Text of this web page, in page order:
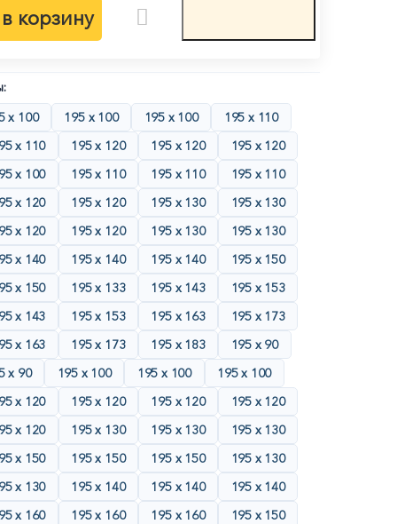
корзину
х 100
195 х 100 195 х 100
195 х 110
х 110
195 х 120 195 х 120
195 х 120
х 100
195 х 110 195 х 110
195 х 110
х 120
195 х 120 195 х 130
195 х 130
х 120
195 х 120 195 х 130
195 х 130
х 140
195 х 140 195 х 140
195 х 150
х 150
195 х 133 195 х 143
195 х 153
х 143
195 х 153 195 х 163
195 х 173
х 163
195 х 173 195 х 183
195 х 90
х 90
195 х 100 195 х 100
195 х 100
х 120
195 х 120 195 х 120
195 х 120
х 120
195 х 130 195 х 130
195 х 130
х 150
195 х 150 195 х 150
195 х 130
х 130
195 х 140 195 х 140
195 х 140
х 160
195 х 160 195 х 160
195 х 150